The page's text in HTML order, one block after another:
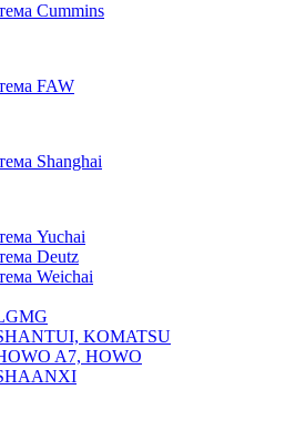
Cummins
FAW
Shanghai
Yuchai
Deutz
Weichai
KOMATSU
A7, HOWO